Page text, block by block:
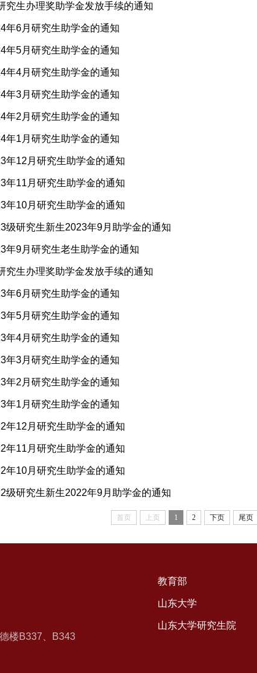
究生办理奖助学金发放手续的通知
年6月研究生助学金的通知
年5月研究生助学金的通知
年4月研究生助学金的通知
年3月研究生助学金的通知
年2月研究生助学金的通知
年1月研究生助学金的通知
年12月研究生助学金的通知
年11月研究生助学金的通知
年10月研究生助学金的通知
级研究生新生2023年9月助学金的通知
年9月研究生老生助学金的通知
究生办理奖助学金发放手续的通知
年6月研究生助学金的通知
年5月研究生助学金的通知
年4月研究生助学金的通知
年3月研究生助学金的通知
年2月研究生助学金的通知
年1月研究生助学金的通知
年12月研究生助学金的通知
年11月研究生助学金的通知
年10月研究生助学金的通知
级研究生新生2022年9月助学金的通知
首页 上页 1 2 下页 尾页
楼B337、B343
教育部
山东大学
山东大学研究生院